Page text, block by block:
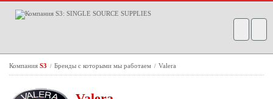
Компания S3 / Бренды с которыми мы работаем / Valera